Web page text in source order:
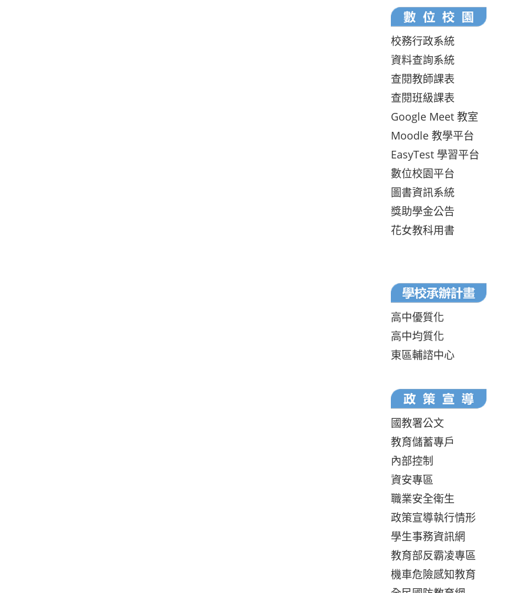
校務行政系統
資料查詢系統
查閱教師課表
查閱班級課表
Google Meet 教室
Moodle 教學平台
EasyTest 學習平台
數位校園平台
圖書資訊系統
獎助學金公告
花女教科用書
高中優質化
高中均質化
東區輔諮中心
國教署公文
教育儲蓄專戶
內部控制
資安專區
職業安全衛生
政策宣導執行情形
學生事務資訊網
教育部反霸凌專區
機車危險感知教育